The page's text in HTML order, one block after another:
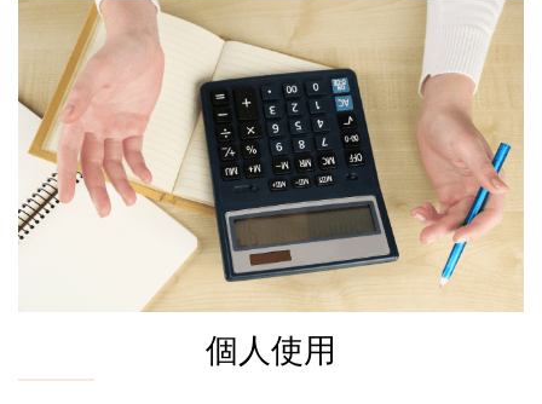
個人使用